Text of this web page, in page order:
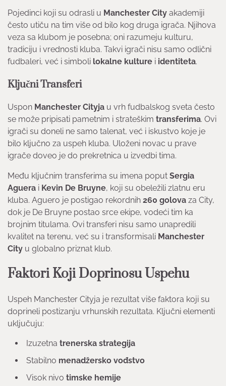
Pojedinci koji su odrasli u Manchester City akademiji
često utiču na tim više od bilo kog druga igrača. Njihova
veza sa klubom je posebna; oni razumeju kulturu,
tradiciju i vrednosti kluba. Takvi igrači nisu samo odlični
fudbaleri, već i simboli lokalne kulture i identiteta.
Ključni Transferi
Uspon Manchester Cityja u vrh fudbalskog sveta često
se može pripisati pametnim i strateškim transferima. Ovi
igrači su doneli ne samo talenat, već i iskustvo koje je
bilo ključno za uspeh kluba. Uloženi novac u prave
igrače doveo je do prekretnica u izvedbi tima.
Među ključnim transferima su imena poput Sergia
Aguera i Kevin De Bruyne, koji su obeležili zlatnu eru
kluba. Aguero je postigao rekordnih 260 golova za City,
dok je De Bruyne postao srce ekipe, vodeći tim ka
brojnim titulama. Ovi transferi nisu samo unapredili
kvalitet na terenu, već su i transformisali Manchester
City u globalno priznat klub.
Faktori Koji Doprinosu Uspehu
Uspeh Manchester Cityja je rezultat više faktora koji su
doprineli postizanju vrhunskih rezultata. Ključni elementi
uključuju:
Izuzetna trenerska strategija
Stabilno menadžersko vođstvo
Visok nivo timske hemije